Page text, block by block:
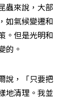
蟲來說，大部
如氣候變遷和
。但是光明和
的。
說，「只要把
地清理。我並